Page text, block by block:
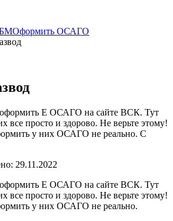
Оформить ОСАГО
оформить Е ОСАГО на сайте ВСК. Тут
все просто и здорово. Не верьте этому!
у них ОСАГО не реально. С
29.11.2022
оформить Е ОСАГО на сайте ВСК. Тут
все просто и здорово. Не верьте этому!
у них ОСАГО не реально.